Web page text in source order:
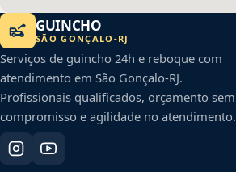
GUINCHO
SÃO GONÇALO -RJ
Serviços de guincho 24h e reboque com
atendimento em São Gonçalo-RJ.
Profissionais qualificados, orçamento sem
compromisso e agilidade no atendimento.